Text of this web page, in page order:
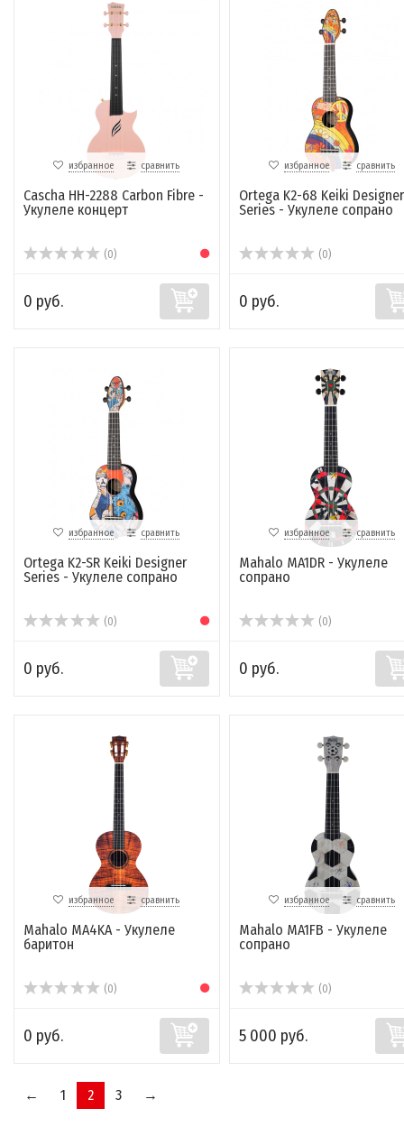
избранное сравнить
Cascha HH-2288 Carbon Fibre -
Укулеле концерт
(0)
0 руб.
избранное сравнить
Ortega K2-68 Keiki Designer
Series - Укулеле сопрано
(0)
0 руб.
избранное сравнить
Ortega K2-SR Keiki Designer
Series - Укулеле сопрано
(0)
0 руб.
избранное сравнить
Mahalo MA1DR - Укулеле
сопрано
(0)
0 руб.
избранное сравнить
Mahalo MA4KA - Укулеле
баритон
(0)
0 руб.
избранное сравнить
Mahalo MA1FB - Укулеле
сопрано
(0)
5 000 руб.
← 1 2 3 →